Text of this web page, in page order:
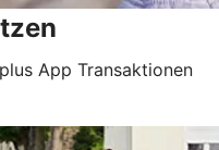
App Transaktionen